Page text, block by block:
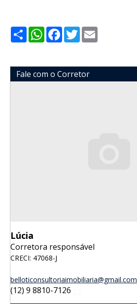
ShareWhatsApp
Facebook
Twitter
Fale com o Corretor
Lúcia
Corretora responsável
CRECI: 47068-J
belloticonsultoriaimobiliaria@gmail.com
(12) 9 8810-7126